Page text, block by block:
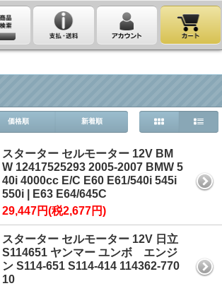
価格順 新着順
スターター セルモーター 12V BM
W 12417525293 2005-2007 BMW 5
40i 4000cc E/C E60 E61/540i 545i
550i | E63 E64/645C
29,447円(税2,677円)
スターター セルモーター 12V 日立
S114651 ヤンマー ユンボ エンジ
ン S114-651 S114-414 114362-770
10